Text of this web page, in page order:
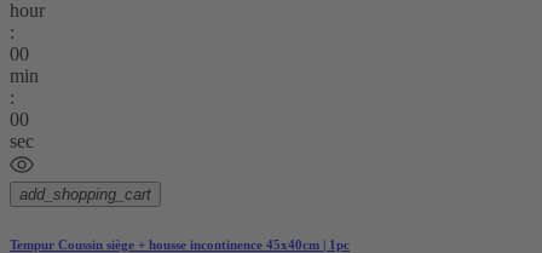
hour
:
00
min
:
00
sec
add_shopping_cart
Tempur Coussin siège + housse incontinence 45x40cm | 1pc